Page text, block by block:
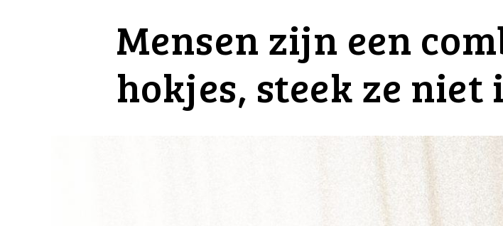
Mensen zijn een
hokjes, steek ze niet